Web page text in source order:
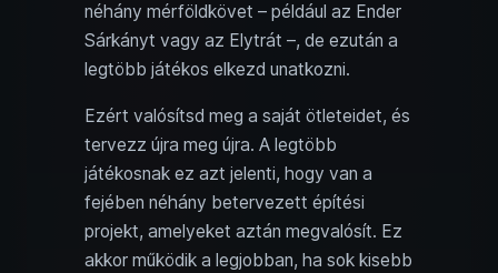
néhány mérföldkövet – például az Ender
Sárkányt vagy az Elytrát –, de ezután a
legtöbb játékos elkezd unatkozni.
Ezért valósítsd meg a saját ötleteidet, és
tervezz újra meg újra. A legtöbb
játékosnak ez azt jelenti, hogy van a
fejében néhány betervezett építési
projekt, amelyeket aztán megvalósít. Ez
akkor működik a legjobban, ha sok kisebb